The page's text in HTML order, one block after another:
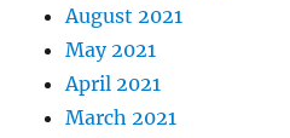
August 2021
May 2021
April 2021
March 2021